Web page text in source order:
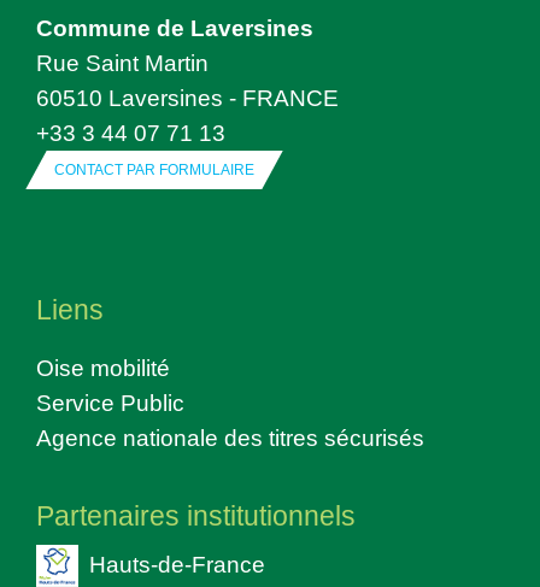
Commune de Laversines
Rue Saint Martin
60510 Laversines - FRANCE
+33 3 44 07 71 13
CONTACT PAR FORMULAIRE
Liens
Oise mobilité
Service Public
Agence nationale des titres sécurisés
Partenaires institutionnels
Hauts-de-France